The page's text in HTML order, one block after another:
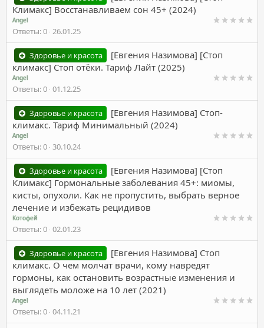
Климакс] Восстанавливаем сон 45+ (2024)
Angel
Ответы 0 26.01.25
Здоровье и красота
[Евгения Назимова] [Стоп
климакс] Стоп отёки. Тариф Лайт (2025)
Angel
Ответы 0 01.12.25
Здоровье и красота
[Евгения Назимова] Стоп-
климакс. Тариф Минимальный (2024)
Angel
Ответы 0 30.10.24
Здоровье и красота
[Евгения Назимова] [Стоп
Климакс] Гормональные заболевания 45+: миомы,
кисты, опухоли. Как не пропустить, выбрать верное
лечение и избежать рецидивов
Котофей
Ответы 0 02.01.23
Здоровье и красота
[Евгения Назимова] Стоп
климакс. О чем молчат врачи, кому навредят
гормоны, как остановить возрастные изменения и
выглядеть моложе на 10 лет (2021)
Angel
Ответы 0 04.11.21